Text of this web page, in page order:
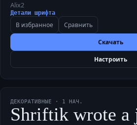
Alix2
Детали шрифта
В избранное Сравнить
Скачать
Настроить
ДЕКОРАТИВНЫЕ · 1 НАЧ.
Shriftik wrote a